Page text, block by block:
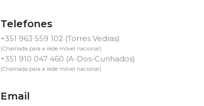
Telefones
+351 963 559 102(Torres Vedras)
(Chamada para a rede móvel nacional)
+351 910 047 460 (A-Dos-Cunhados)
(Chamada para a rede móvel nacional)
Email